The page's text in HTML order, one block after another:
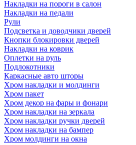
Накладки на пороги в салон
Накладки на педали
Рули
Подсветка и доводчики дверей
Кнопки блокировки дверей
Накладки на коврик
Оплетки на руль
Подлокотники
Каркасные авто шторы
Хром накладки и молдинги
Хром пакет
Хром декор на фары и фонари
Хром накладки на зеркала
Хром накладки ручки дверей
Хром накладки на бампер
Хром молдинги на окна